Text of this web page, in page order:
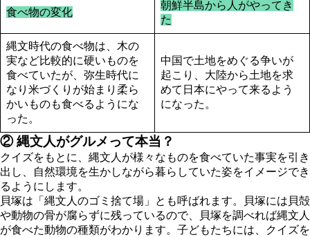
食べ物の変化
朝鮮半島から人がやってき
た
縄文時代の食べ物は、木の
実など比較的に硬いものを
食べていたが、弥生時代に
なり米づくりが始まり柔ら
かいものも食べるようにな
った。
中国で土地をめぐる争いが
起こり、大陸から土地を求
めて日本にやって来るよう
になった。
② 縄文人がグルメって本当？
クイズをもとに、縄文人が様々なものを食べていた事実を引き
出し、自然環境を生かしながら暮らしていた姿をイメージでき
るようにします。
貝塚は「縄文人のゴミ捨て場」とも呼ばれます。貝塚には貝殻
や動物の骨が腐らずに残っているので、貝塚を調べれば縄文人
が食べた動物の種類がわかります。子どもたちには、クイズを